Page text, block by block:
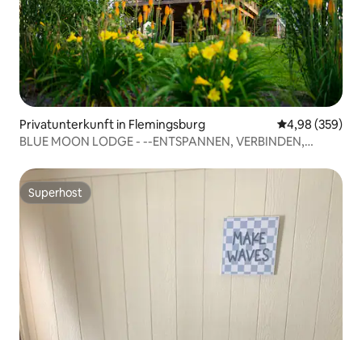
Privatunterkunft in Flemingsburg
4,98 (359)
BLUE MOON LODGE - --ENTSPANNEN, VERBINDEN,
Superhost
Superhost